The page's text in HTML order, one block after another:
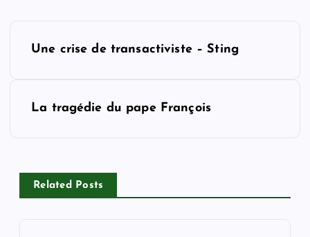
n
a
Une crise de transactiviste – Sting
La tragédie du pape François
Related Posts